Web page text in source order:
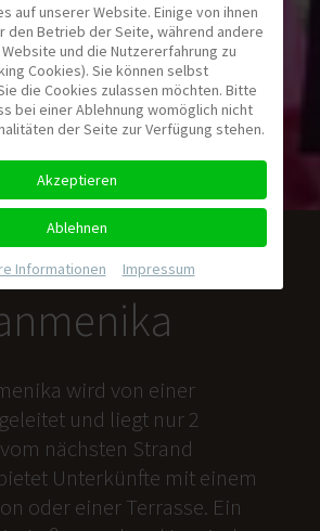
wird von einer
und liegt nur 2
nächsten Strand
Unterkünfte mit einem
oder einer Terrasse. Ein
auf unserer Website. Einige von ihnen
den Betrieb der Seite, während andere
und die Nutzererfahrung zu
Cookies). Sie können selbst
die Cookies zulassen möchten. Bitte
bei einer Ablehnung womöglich nicht
der Seite zur Verfügung stehen.
Akzeptieren
Ablehnen
Informationen Impressum